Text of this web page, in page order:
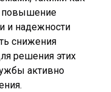
повышение
и надежности
снижения
решения этих
активно